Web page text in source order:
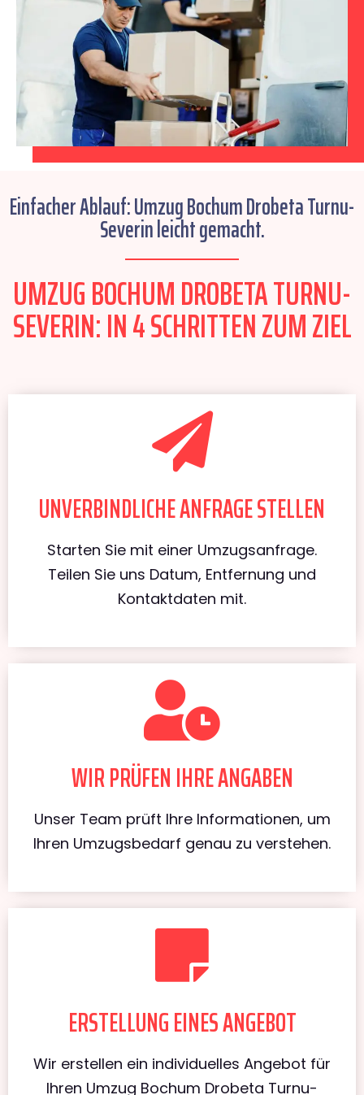
Einfacher Ablauf: Umzug Bochum Drobeta Turnu-
Severin leicht gemacht.
UMZUG BOCHUM DROBETA TURNU-
SEVERIN: IN 4 SCHRITTEN ZUM ZIEL
UNVERBINDLICHE ANFRAGE STELLEN
Starten Sie mit einer Umzugsanfrage.
Teilen Sie uns Datum, Entfernung und
Kontaktdaten mit.
WIR PRÜFEN IHRE ANGABEN
Unser Team prüft Ihre Informationen, um
Ihren Umzugsbedarf genau zu verstehen.
ERSTELLUNG EINES ANGEBOT
Wir erstellen ein individuelles Angebot für
Ihren Umzug Bochum Drobeta Turnu-